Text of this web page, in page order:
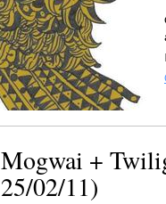
Mogwai +
25/02/11)